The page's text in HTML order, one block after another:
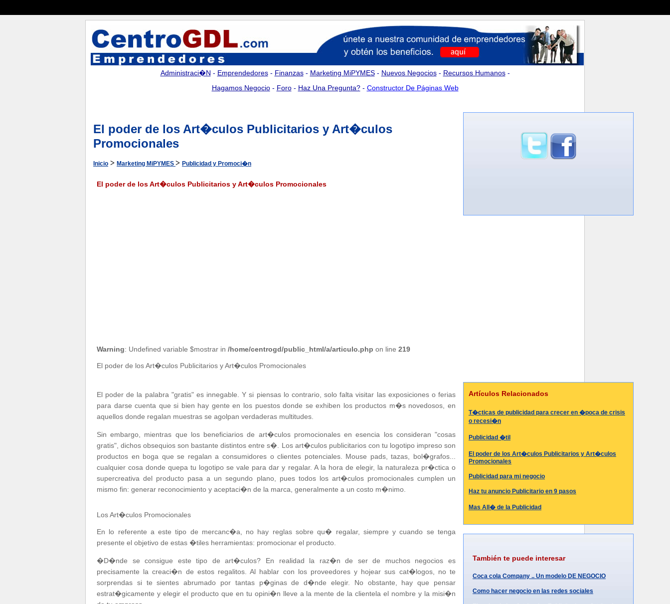
Administraci�n - Emprendedores- Finanzas- Marketing MiPYMES- Nuevos Negocios- Recursos Humanos-
Hagamos Negocio- Foro- Haz Una Pregunta?- Constructor De Páginas Web
El poder de los Art�culos Publicitarios y Art�culos
Promocionales
Inicio > Marketing MiPYMES > Publicidad y Promoci�n
El poder de los Art�culos Publicitarios y Art�culos Promocionales
Warning: Undefined variable $mostrar in /home/centrogd/public_html/a/articulo.php on line 219
El poder de los Art�culos Publicitarios y Art�culos Promocionales
El poder de la palabra "gratis" es innegable. Y si piensas lo contrario, solo falta visitar las exposiciones o ferias
para darse cuenta que si bien hay gente en los puestos donde se exhiben los productos m�s novedosos, en
aquellos donde regalan muestras se agolpan verdaderas multitudes.
Sin embargo, mientras que los beneficiarios de art�culos promocionales en esencia los consideran "cosas
gratis", dichos obsequios son bastante distintos entre s�. Los art�culos publicitarios con tu logotipo impreso son
productos en boga que se regalan a consumidores o clientes potenciales. Mouse pads, tazas, bol�grafos...
cualquier cosa donde quepa tu logotipo se vale para dar y regalar. A la hora de elegir, la naturaleza pr�ctica o
supercreativa del producto pasa a un segundo plano, pues todos los art�culos promocionales cumplen un
mismo fin: generar reconocimiento y aceptaci�n de la marca, generalmente a un costo m�nimo.
Los Art�culos Promocionales
En lo referente a este tipo de mercanc�a, no hay reglas sobre qu� regalar, siempre y cuando se tenga
presente el objetivo de estas �tiles herramientas: promocionar el producto.
�D�nde se consigue este tipo de art�culos? En realidad la raz�n de ser de muchos negocios es
precisamente la creaci�n de estos regalitos. Al hablar con los proveedores y hojear sus cat�logos, no te
sorprendas si te sientes abrumado por tantas p�ginas de d�nde elegir. No obstante, hay que pensar
estrat�gicamente y elegir el producto que en tu opini�n lleve a la mente de la clientela el nombre y la misi�n
Artículos Relacionados
T�cticas de publicidad para crecer en �poca de crisis
o recesi�n
Publicidad �til
El poder de los Art�culos Publicitarios y Art�culos
Promocionales
Publicidad para mi negocio
Haz tu anuncio Publicitario en 9 pasos
Mas All� de la Publicidad
También te puede interesar
Coca cola Company .. Un modelo DE NEGOCIO
Como hacer negocio en las redes sociales